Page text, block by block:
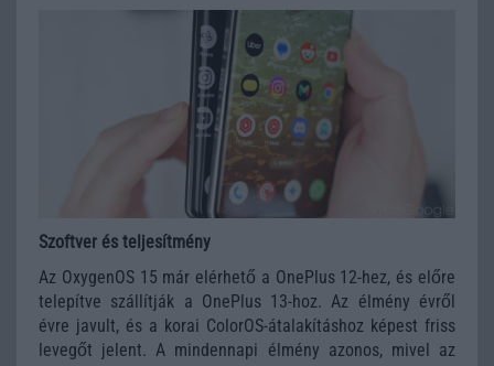
Szoftver és teljesítmény
Az OxygenOS 15 már elérhető a OnePlus 12-hez, és előre
telepítve szállítják a OnePlus 13-hoz. Az élmény évről
évre javult, és a korai ColorOS-átalakításhoz képest friss
levegőt jelent. A mindennapi élmény azonos, mivel az